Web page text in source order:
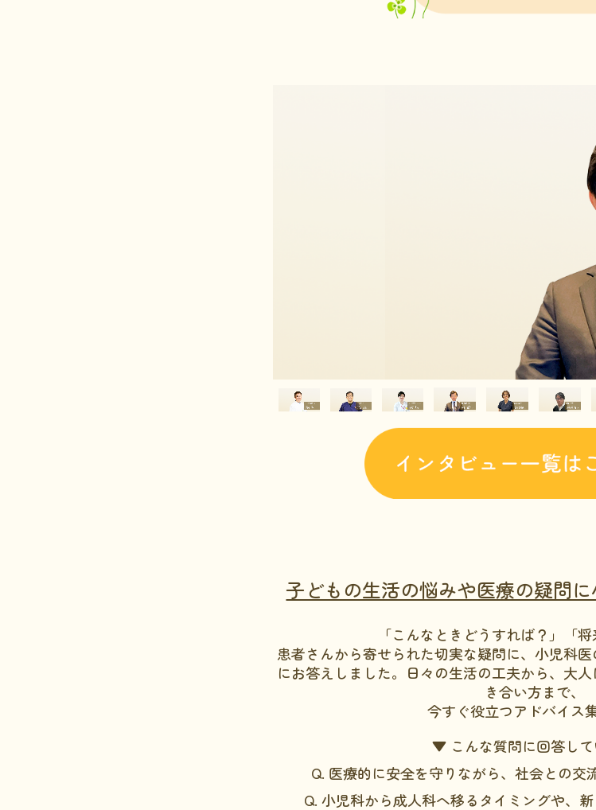
子どもの生活の悩みや医療の疑問
「こんなときどうすれば？」「将
患者さんから寄せられた切実な疑問に、小児科
にお答えしました。日々の生活の工夫から、大
き合い方まで、
今すぐ役立つアドバイス集
▼ こんな質問に回答し
Q. 医療的に安全を守りながら、社会との交
Q. 小児科から成人科へ移るタイミングや、